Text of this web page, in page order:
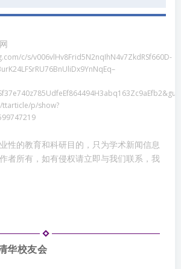
c/s/v006vlHv8Frid5N2nqIhN4v7ZkdRSf660D-
p/show?
性的教育和科研目的，只为学术新闻信息
者所有，如有侵权请立即与我们联系，我
华校友会